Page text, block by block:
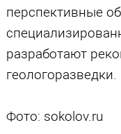
перспективные
разработают
геологоразведки.
Фото: sokolov.ru